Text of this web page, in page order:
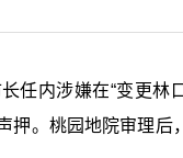
任内涉嫌在“变更
押。桃园地院审理